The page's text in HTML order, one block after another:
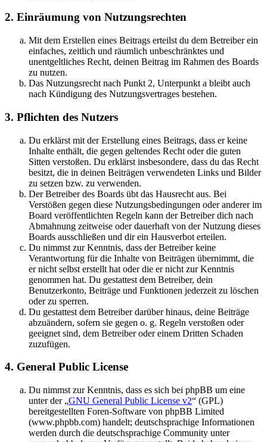
2. Einräumung von Nutzungsrechten
Mit dem Erstellen eines Beitrags erteilst du dem Betreiber ein
einfaches, zeitlich und räumlich unbeschränktes und
unentgeltliches Recht, deinen Beitrag im Rahmen des Boards
zu nutzen.
Das Nutzungsrecht nach Punkt 2, Unterpunkt a bleibt auch
nach Kündigung des Nutzungsvertrages bestehen.
3. Pflichten des Nutzers
Du erklärst mit der Erstellung eines Beitrags, dass er keine
Inhalte enthält, die gegen geltendes Recht oder die guten
Sitten verstoßen. Du erklärst insbesondere, dass du das Recht
besitzt, die in deinen Beiträgen verwendeten Links und Bilder
zu setzen bzw. zu verwenden.
Der Betreiber des Boards übt das Hausrecht aus. Bei
Verstößen gegen diese Nutzungsbedingungen oder anderer im
Board veröffentlichten Regeln kann der Betreiber dich nach
Abmahnung zeitweise oder dauerhaft von der Nutzung dieses
Boards ausschließen und dir ein Hausverbot erteilen.
Du nimmst zur Kenntnis, dass der Betreiber keine
Verantwortung für die Inhalte von Beiträgen übernimmt, die
er nicht selbst erstellt hat oder die er nicht zur Kenntnis
genommen hat. Du gestattest dem Betreiber, dein
Benutzerkonto, Beiträge und Funktionen jederzeit zu löschen
oder zu sperren.
Du gestattest dem Betreiber darüber hinaus, deine Beiträge
abzuändern, sofern sie gegen o. g. Regeln verstoßen oder
geeignet sind, dem Betreiber oder einem Dritten Schaden
zuzufügen.
4. General Public License
Du nimmst zur Kenntnis, dass es sich bei phpBB um eine
unter der „GNU General Public License v2“ (GPL)
bereitgestellten Foren-Software von phpBB Limited
(www.phpbb.com) handelt; deutschsprachige Informationen
werden durch die deutschsprachige Community unter